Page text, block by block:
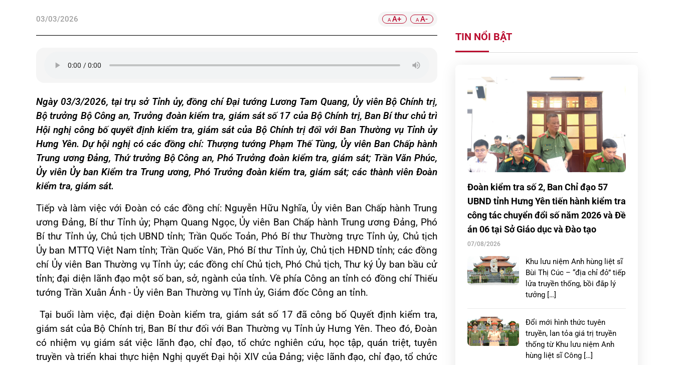
03/03/2026 A A+ A A-
Ngày 03/3/2026, tại trụ sở Tỉnh ủy, đồng chí Đại tướng Lương Tam Quang, Ủy viên Bộ Chính trị,
Bộ trưởng Bộ Công an, Trưởng đoàn kiểm tra, giám sát số 17 của Bộ Chính trị, Ban Bí thư chủ trì
Hội nghị công bố quyết định kiểm tra, giám sát của Bộ Chính trị đối với Ban Thường vụ Tỉnh ủy
Hưng Yên. Dự hội nghị có các đồng chí: Thượng tướng Phạm Thế Tùng, Ủy viên Ban Chấp hành
Trung ương Đảng, Thứ trưởng Bộ Công an, Phó Trưởng đoàn kiểm tra, giám sát; Trần Văn Phúc,
Ủy viên Ủy ban Kiểm tra Trung ương, Phó Trưởng đoàn kiểm tra, giám sát; các thành viên Đoàn
kiểm tra, giám sát.
Tiếp và làm việc với Đoàn có các đồng chí: Nguyễn Hữu Nghĩa, Ủy viên Ban Chấp hành Trung
ương Đảng, Bí thư Tỉnh ủy; Phạm Quang Ngọc, Ủy viên Ban Chấp hành Trung ương Đảng, Phó
Bí thư Tỉnh ủy, Chủ tịch UBND tỉnh; Trần Quốc Toản, Phó Bí thư Thường trực Tỉnh ủy, Chủ tịch
Ủy ban MTTQ Việt Nam tỉnh; Trần Quốc Văn, Phó Bí thư Tỉnh ủy, Chủ tịch HĐND tỉnh; các đồng
chí Ủy viên Ban Thường vụ Tỉnh ủy; các đồng chí Chủ tịch, Phó Chủ tịch, Thư ký Ủy ban bầu cử
tỉnh; đại diện lãnh đạo một số ban, sở, ngành của tỉnh. Về phía Công an tỉnh có đồng chí Thiếu
tướng Trần Xuân Ánh - Ủy viên Ban Thường vụ Tỉnh ủy, Giám đốc Công an tỉnh.
Tại buổi làm việc, đại diện Đoàn kiểm tra, giám sát số 17 đã công bố Quyết định kiểm tra,
giám sát của Bộ Chính trị, Ban Bí thư đối với Ban Thường vụ Tỉnh ủy Hưng Yên. Theo đó, Đoàn
có nhiệm vụ giám sát việc lãnh đạo, chỉ đạo, tổ chức nghiên cứu, học tập, quán triệt, tuyên
truyền và triển khai thực hiện Nghị quyết Đại hội XIV của Đảng; việc lãnh đạo, chỉ đạo, tổ chức
TIN NỔI BẬT
Đoàn kiểm tra số 2, Ban Chỉ đạo 57
UBND tỉnh Hưng Yên tiến hành kiểm tra
công tác chuyển đổi số năm 2026 và Đề
án 06 tại Sở Giáo dục và Đào tạo
07/08/2026
Khu lưu niệm Anh hùng liệt sĩ
Bùi Thị Cúc – “địa chỉ đỏ” tiếp
lửa truyền thống, bồi đắp lý
tưởng […]
Đổi mới hình thức tuyên
truyền, lan tỏa giá trị truyền
thống từ Khu lưu niệm Anh
hùng liệt sĩ Công […]